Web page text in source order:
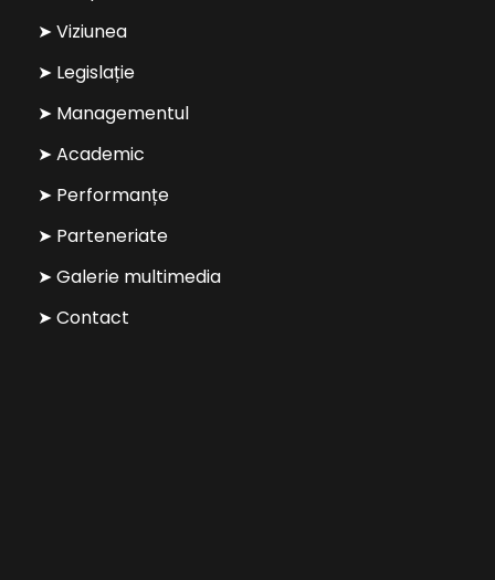
➤ Viziunea
➤ Legislație
➤ Managementul
➤ Academic
➤ Performanțe
➤ Parteneriate
➤ Galerie multimedia
➤ Contact